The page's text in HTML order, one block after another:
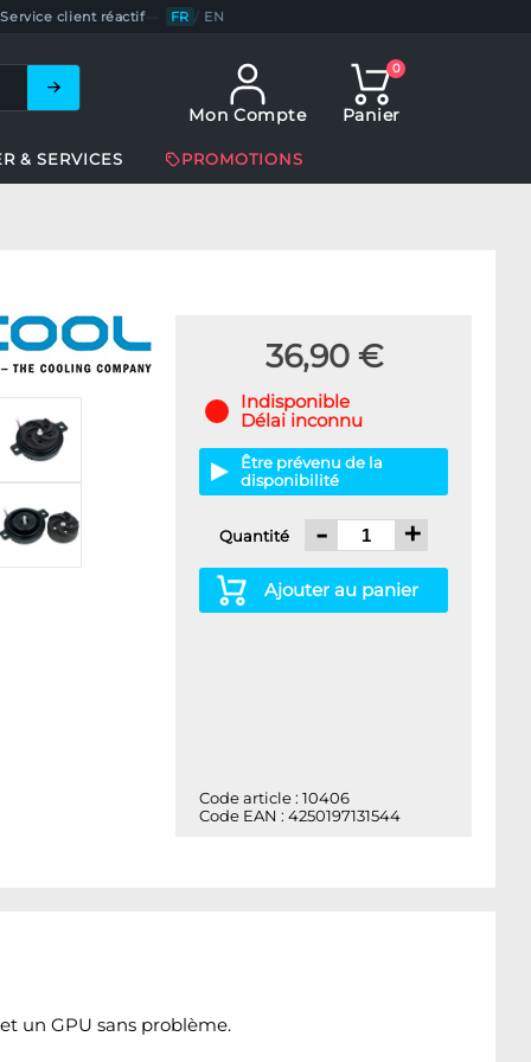
Service client réactif— FR / EN
Mon Compte
0
Panier
& SERVICES PROMOTIONS
36,90 €
Indisponible
Délai inconnu
Être prévenu de la
disponibilité
Quantité - +
Ajouter au panier
Code article : 10406
Code EAN : 4250197131544
un GPU sans problème.